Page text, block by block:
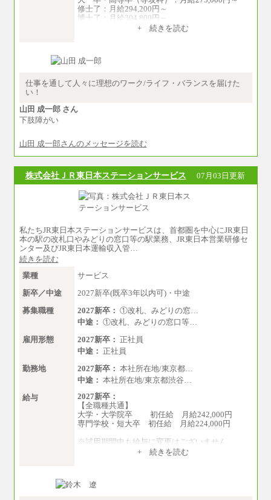
修士了：月給294,200円～
博士了：月給304,800円～
ず個別設定することがあります
▼アソシエイト職
全職種2025年度実績
中途：
基本月給／20万5000円以上(正社員・準社員）
※経験、能力を考慮の上、当社規定により
優遇いたします
※自己成長支援金(10,000円）を含む
※別途、Workstyle支援金(月額4,000円）
+ 続きを読む
仕事を通して人々に理想のワーク/ライフ・バランスを届けた
い！
山田 成一郎 さん
下肢障がい
山田 成一郎さんのメッセージを読む
株式会社ＪＲ東日本ステーションサービス 07月03日更新
私たちJR東日本ステーションサービスは、首都圏を中心にJR東日
本の駅の改札口やみどりの窓口等の駅業務、JR東日本営業研修セ
ンター及びJR東日本運輸収入管…
続きを読む
業種
サービス
新卒／中途
2027新卒(既卒3年以内可)・中途
募集職種
2027新卒： ①改札、みどりの窓…
中途： ①改札、みどりの窓口等…
雇用形態
2027新卒： 正社員
中途： 正社員
勤務地
2027新卒： 本社所在地/東京都…
中途： 本社所在地/東京都渋谷…
給与
2027新卒：
【全職種共通】
大学・大学院卒 初任給 月給242,000円
専門学校・短大卒 初任給 月給224,000円
※試用期間中も給与に変更はございません
最終学歴に応じ、上記新卒給与（高卒の場合
+ 続きを読む